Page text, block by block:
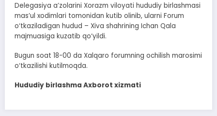
Delegasiya a’zolarini Xorazm viloyati hududiy birlashmasi
mas’ul xodimlari tomonidan kutib olinib, ularni Forum
o‘tkaziladigan hudud – Xiva shahrining Ichan Qala
majmuasiga kuzatib qo‘yildi.
Bugun soat 18-00 da Xalqaro forumning ochilish marosimi
o‘tkazilishi kutilmoqda.
Hududiy birlashma Axborot xizmati